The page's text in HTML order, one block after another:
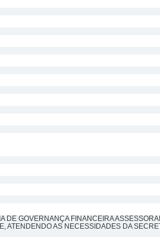
DE GOVERNANÇA FINANCEIRA
ATENDENDO AS NECESSIDADES DA